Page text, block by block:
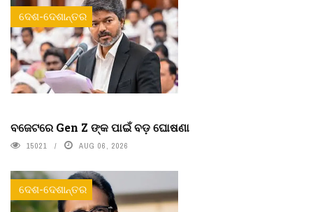
ଦେଶ-ଦେଶାନ୍ତର
ବଜେଟରେ Gen Z ଙ୍କ ପାଇଁ ବଡ଼ ଘୋଷଣା
15021 AUG 06, 2026
ଦେଶ-ଦେଶାନ୍ତର